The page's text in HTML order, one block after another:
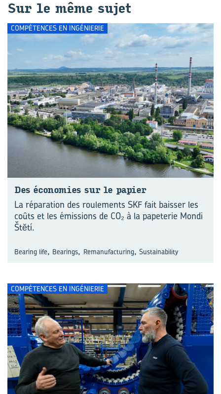
Sur le même sujet
COMPÉTENCES EN INGÉNIERIE
Des éco­no­mies sur le pa­pier
La réparation des roulements SKF fait baisser les
coûts et les émissions de CO₂ à la papeterie Mondi
Štĕtí.
Bearing life, Bearings, Remanufacturing, Sustainability
COMPÉTENCES EN INGÉNIERIE